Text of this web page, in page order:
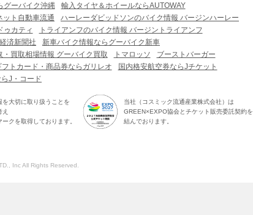
グーバイク沖縄
輸入タイヤ＆ホイールならAUTOWAY
ット自動車流通
ハーレーダビッドソンのバイク情報 バージンハーレー
ゥカティ
トライアンフのバイク情報 バージントライアンフ
済新聞社
新車バイク情報ならグーバイク新車
・買取相場情報 グーバイク買取 トマロッソ
ブーストバーガー
フトカード・商品券ならガリレオ
国内格安航空券ならJチケット
J・コード
を大切に取り扱うことを
クを取得しております。
当社（コスミック流通産業株式会社）は
GREEN×EXPO協会とチケット販売委託契約を
結んでおります。
Inc All Rights Reserved.